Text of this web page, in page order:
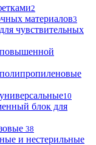
2
материалов3
чувствительных
повышенной
10
блок для
38
и нестерильные